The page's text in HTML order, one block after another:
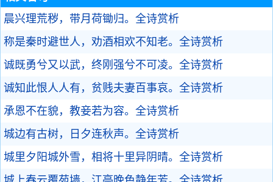
晨兴理荒秽，带月荷锄归。 全诗赏析
称是秦时避世人，劝酒相欢不知老。 全诗赏析
诚既勇兮又以武，终刚强兮不可凌。 全诗赏析
诚知此恨人人有，贫贱夫妻百事哀。 全诗赏析
承恩不在貌，教妾若为容。 全诗赏析
城边有古树，日夕连秋声。 全诗赏析
城里夕阳城外雪，相将十里异阴晴。 全诗赏析